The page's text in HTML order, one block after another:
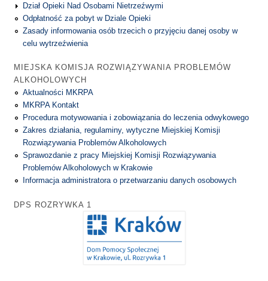
Dział Opieki Nad Osobami Nietrzeźwymi
Odpłatność za pobyt w Dziale Opieki
Zasady informowania osób trzecich o przyjęciu danej osoby w
celu wytrzeźwienia
MIEJSKA KOMISJA ROZWIĄZYWANIA PROBLEMÓW
ALKOHOLOWYCH
Aktualności MKRPA
MKRPA Kontakt
Procedura motywowania i zobowiązania do leczenia odwykowego
Zakres działania, regulaminy, wytyczne Miejskiej Komisji
Rozwiązywania Problemów Alkoholowych
Sprawozdanie z pracy Miejskiej Komisji Rozwiązywania
Problemów Alkoholowych w Krakowie
Informacja administratora o przetwarzaniu danych osobowych
DPS ROZRYWKA 1